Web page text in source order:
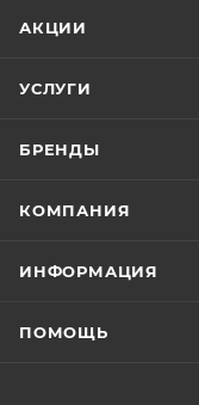
АКЦИИ
УСЛУГИ
БРЕНДЫ
КОМПАНИЯ
ИНФОРМАЦИЯ
ПОМОЩЬ